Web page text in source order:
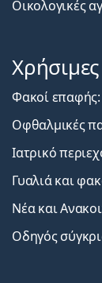
Οικολογικές
Φακοί
Οφθαλμικές
Ιατρικό
Γυαλιά και
Νέα και
Οδηγός